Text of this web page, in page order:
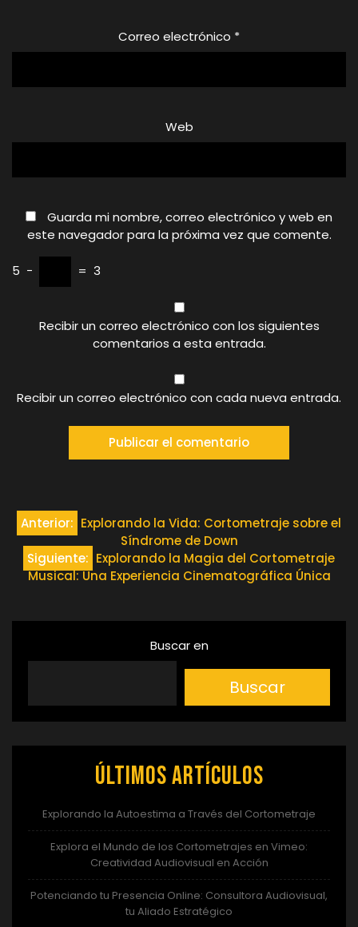
Correo electrónico *
Web
Guarda mi nombre, correo electrónico y web en
este navegador para la próxima vez que comente.
5 − = 3
Recibir un correo electrónico con los siguientes
comentarios a esta entrada.
Recibir un correo electrónico con cada nueva entrada.
Navegación
de
entradas
Anterior: Explorando la Vida: Cortometraje sobre el
Síndrome de Down
Siguiente: Explorando la Magia del Cortometraje
Musical: Una Experiencia Cinematográfica Única
Buscar en
Buscar
Últimos artículos
Explorando la Autoestima a Través del Cortometraje
Explora el Mundo de los Cortometrajes en Vimeo:
Creatividad Audiovisual en Acción
Potenciando tu Presencia Online: Consultora Audiovisual,
tu Aliado Estratégico